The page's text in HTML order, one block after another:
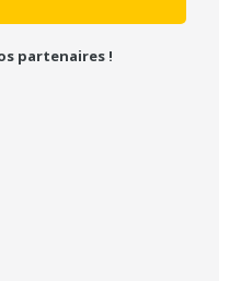
partenaires !